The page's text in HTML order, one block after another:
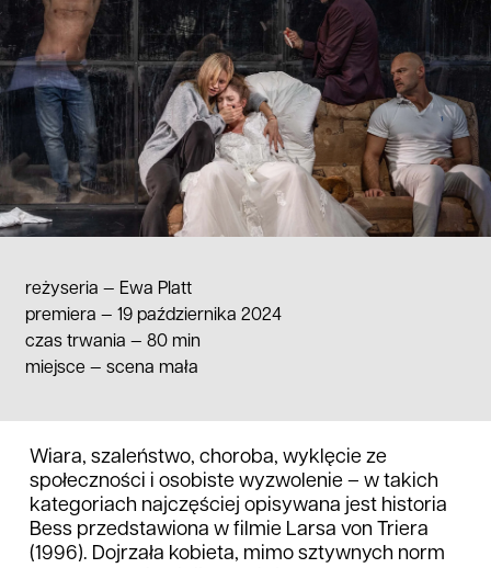
reżyseria — Ewa Platt
premiera — 19 października 2024
czas trwania — 80 min
miejsce — scena mała
Wiara, szaleństwo, choroba, wyklęcie ze
społeczności i osobiste wyzwolenie – w takich
kategoriach najczęściej opisywana jest historia
Bess przedstawiona w filmie Larsa von Triera
(1996). Dojrzała kobieta, mimo sztywnych norm